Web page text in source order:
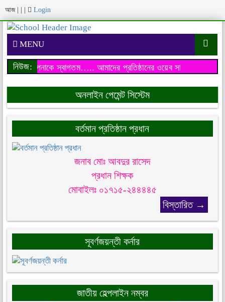
আজ Login
MENU
নিউজ: আমাদের প্রতিষ্ঠানের ওয়েব সাইটে
সাইটে আপনাকে স্বাগতম…..
অনলাইন পেমেন্ট সিস্টেম
বর্তমান প্রতিষ্ঠান প্রধান
জনাব মোঃ আবদুর রাসেদ
প্রধান শিক্ষক
মোবাইলঃ ০১৭১৫-২৪৪৪৪৫
বিস্তারিত →
সূবর্ণজয়ন্তী কর্নার
জাতীয় হেল্পলাইন নম্বর